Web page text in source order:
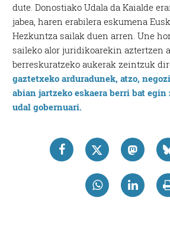
dute. Donostiako Udala da Kaialde
jabea, haren erabilera eskumena
Hezkuntza sailak duen arren. Une
saileko alor juridikoarekin aztertzen
berreskuratzeko aukerak zeintzuk
gaztetxeko arduradunek, atzo,
abian jartzeko eskaera berri bat
udal gobernuari.